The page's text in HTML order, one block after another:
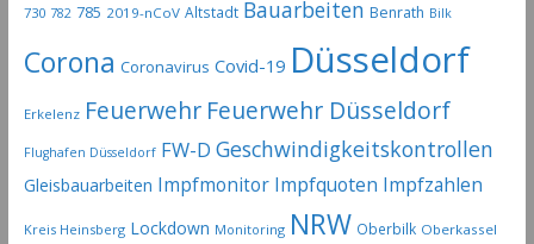
730 782 785 2019-nCoV Altstadt Bauarbeiten Benrath Bilk
Corona Coronavirus Covid-19 Düsseldorf
Erkelenz Feuerwehr Feuerwehr Düsseldorf
Flughafen Düsseldorf FW-D Geschwindigkeitskontrollen
Gleisbauarbeiten Impfmonitor Impfquoten Impfzahlen
Kreis Heinsberg Lockdown Monitoring NRW Oberbilk Oberkassel